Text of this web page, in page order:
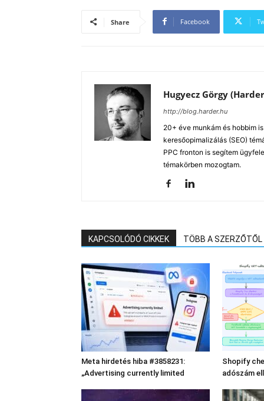
Share Facebook
Hugyecz Görgy
http://blog.harder.hu
20+ éve munkám és hobbim
keresőopimalizálás (SEO)
PPC fronton is segítem
témakörben mozogtam.
KAPCSOLÓDÓ CIKKEK TÖBB A SZERZŐTŐL
Meta hirdetés hiba #3858231:
„Advertising currently limited
Shopify
adószám